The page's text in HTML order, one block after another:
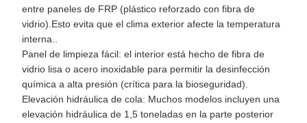
entre paneles de FRP (plástico reforzado con fibra de
vidrio).Esto evita que el clima exterior afecte la temperatura
interna..
Panel de limpieza fácil: el interior está hecho de fibra de
vidrio lisa o acero inoxidable para permitir la desinfección
química a alta presión (crítica para la bioseguridad).
Elevación hidráulica de cola: Muchos modelos incluyen una
elevación hidráulica de 1,5 toneladas en la parte posterior